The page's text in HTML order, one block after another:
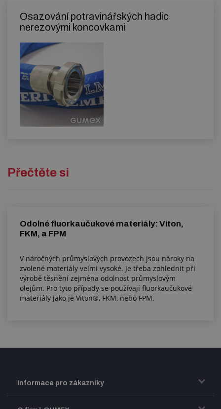
Osazování potravinářských hadic
nerezovými koncovkami
Přečtěte si
Odolné fluorkaučukové materiály: Viton,
FKM, a FPM
V náročných průmyslových provozech jsou nároky na
zvolené materiály velmi vysoké. Je třeba zohlednit při
výrobě těsnění zejména odolnost průmyslovým
olejům. Pro tyto případy se používají fluorkaučukové
materiály jako je Viton®, FKM, nebo FPM.
Informace pro zákazníky